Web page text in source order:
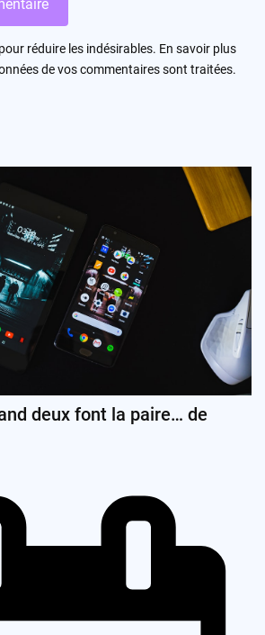
réduire les indésirables. En savoir plus
de vos commentaires sont traitées.
deux font la paire… de